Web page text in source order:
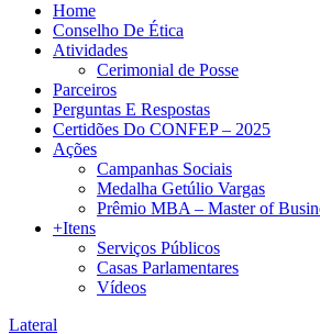
Home
Conselho De Ética
Atividades
Cerimonial de Posse
Parceiros
Perguntas E Respostas
Certidões Do CONFEP – 2025
Ações
Campanhas Sociais
Medalha Getúlio Vargas
Prêmio MBA – Master of
+Itens
Serviços Públicos
Casas Parlamentares
Vídeos
Lateral